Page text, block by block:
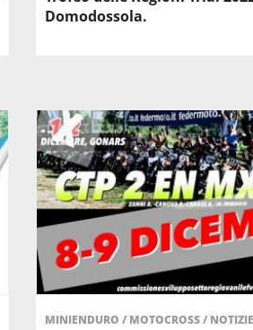
Domodossola.
MINIENDURO / MOTOCROSS/ NOTIZIE